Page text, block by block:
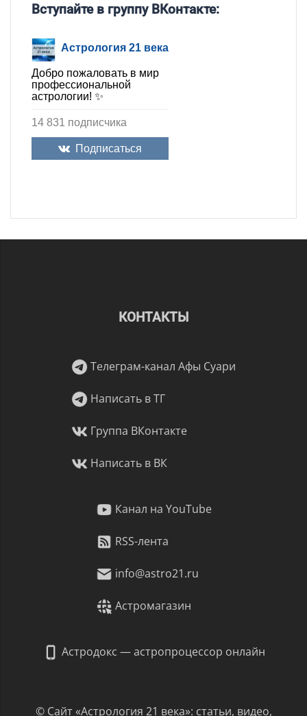
Вступайте в группу ВКонтакте:
Астрология 21 века
Добро пожаловать в мир
профессиональной
астрологии! ✨
14 831 подписчика
Подписаться
КОНТАКТЫ
Телеграм-канал Афы Суари
Написать в ТГ
Группа ВКонтакте
Написать в ВК
Канал на YouTube
RSS-лента
info@astro21.ru
Астромагазин
Астродокс — астропроцессор онлайн
© Сайт «Астрология 21 века»: статьи, видео,